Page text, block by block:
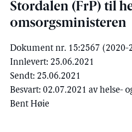
Stordalen (FrP) til
omsorgsministeren
Dokument nr. 15:2567 (2020-
Innlevert: 25.06.2021
Sendt: 25.06.2021
Besvart: 02.07.2021 av helse-
Bent Høie